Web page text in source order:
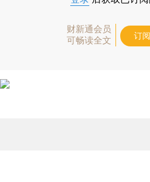
财新通会员
可畅读全文
订